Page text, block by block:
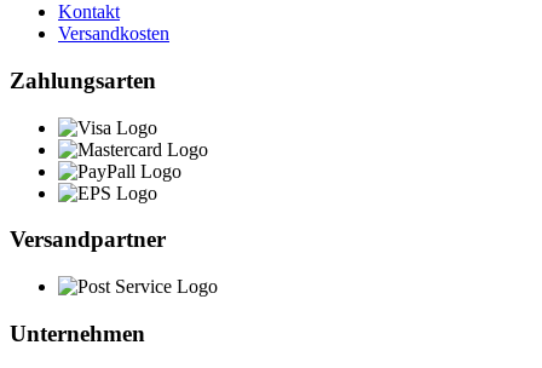
Kontakt
Versandkosten
Zahlungsarten
Versandpartner
Unternehmen